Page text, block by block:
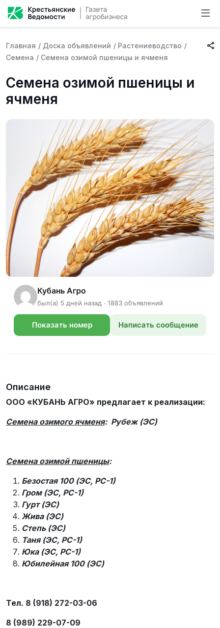
Главная / Доска объявлений / Растениеводство /
Семена / Семена озимой пшеницы и ячменя
Семена озимой пшеницы и
ячменя
Кубань Агро
был(а) 5 дней назад · 1883 объявлений
Показать номер Написать сообщение
Описание
ООО «КУБАНЬ АГРО» предлагает к реализации:
Семена озимого ячменя: Рубеж (ЭС)
Семена озимой пшеницы:
Безостая 100 (ЭС, РС-1)
Гром (ЭС, РС-1)
Гурт (ЭС)
Жива (ЭС)
Степь (ЭС)
Таня (ЭС, РС-1)
Юка (ЭС, РС-1)
Юбилейная 100 (ЭС)
Тел. 8 (918) 272-03-06
8 (989) 229-07-09